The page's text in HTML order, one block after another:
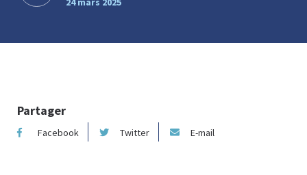
Partager
Facebook Twitter E-mail